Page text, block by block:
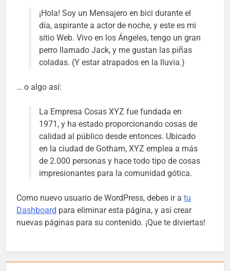
¡Hola! Soy un Mensajero en bici durante el
día, aspirante a actor de noche, y este es mi
sitio Web. Vivo en los Ángeles, tengo un gran
perro llamado Jack, y me gustan las piñas
coladas. (Y estar atrapados en la lluvia.)
… o algo así:
La Empresa Cosas XYZ fue fundada en
1971, y ha estado proporcionando cosas de
calidad al público desde entonces. Ubicado
en la ciudad de Gotham, XYZ emplea a más
de 2.000 personas y hace todo tipo de cosas
impresionantes para la comunidad gótica.
Como nuevo usuario de WordPress, debes ir a tu
Dashboard para eliminar esta página, y así crear
nuevas páginas para su contenido. ¡Que te diviertas!